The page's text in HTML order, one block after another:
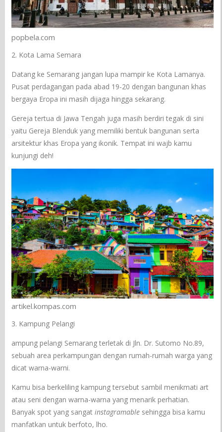
popbela.com
2. Kota Lama Semara
Datang ke Semarang jangan lupa mampir ke Kota Lamanya.
Pusat perdagangan pada abad 19-20 dengan bangunan khas
bergaya Eropa ini masih dijaga hingga sekarang.
Gereja tertua di Jawa Tengah juga masih berdiri tegak di sini
yaitu Gereja Blenduk yang memiliki bentuk bangunan serta
arsitektur khas Eropa yang ikonik. Tempat ini wajb kamu
kunjungi deh!
artikel.kompas.com
3. Kampung Pelangi
ampung pelangi Semarang terletak di Jln. Dr. Sutomo No.89,
sebuah area perkampungan dengan rumah-rumah warga yang
dicat warna-warni.
Kamu bisa berkeliling kampung tersebut sambil menikmati art
atau seni dengan warna-warna yang menarik perhatian.
Banyak spot yang sangatinstagramable sehingga bisa kamu
manfatkan untuk berfoto, lho.